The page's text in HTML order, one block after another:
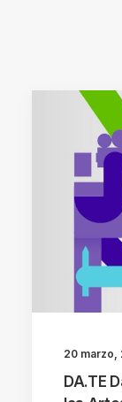
20 marzo,
DA.TE